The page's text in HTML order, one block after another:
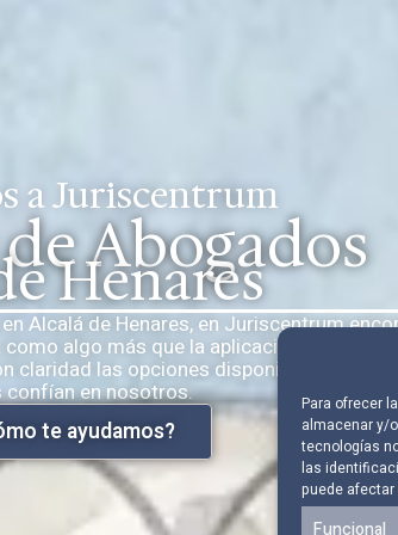
Para ofrecer
almacenar y/
tecnologías
las
puede
Funcional
a Juriscentrum
Abogados
Henares
Alcalá de Henares, en Juriscentrum
algo más que la aplicación del
claridad las opciones disponibles y
confían en nosotros.
te ayudamos?